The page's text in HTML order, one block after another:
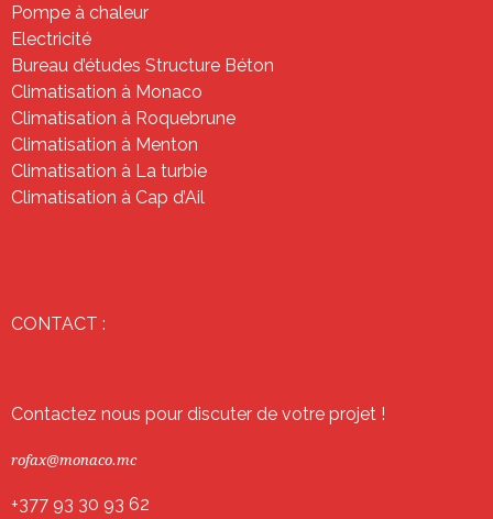
Pompe à chaleur
Electricité
Bureau d’études Structure Béton
Climatisation à Monaco
Climatisation à Roquebrune
Climatisation à Menton
Climatisation à La turbie
Climatisation à Cap d’Ail
CONTACT :
Contactez nous pour discuter de votre projet !
rofax@monaco.mc
+377 93 30 93 62